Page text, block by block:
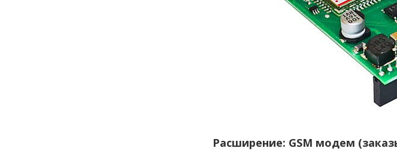
Расширение: GSM модем